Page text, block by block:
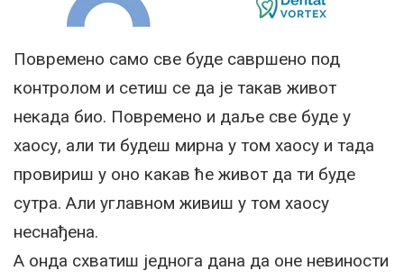
Повремено само све буде савршено под
контролом и сетиш се да је такав живот
некада био. Повремено и даље све буде у
хаосу, али ти будеш мирна у том хаосу и тада
провириш у оно какав ће живот да ти буде
сутра. Али углавном живиш у том хаосу
неснађена.
А онда схватиш једнога дана да оне невиности